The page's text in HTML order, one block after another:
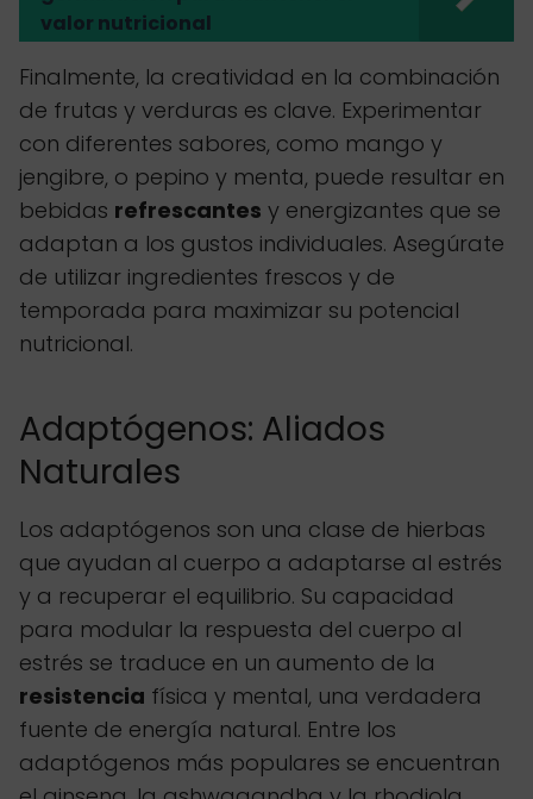
valor nutricional
Finalmente, la creatividad en la combinación
de frutas y verduras es clave. Experimentar
con diferentes sabores, como mango y
jengibre, o pepino y menta, puede resultar en
bebidas refrescantes y energizantes que se
adaptan a los gustos individuales. Asegúrate
de utilizar ingredientes frescos y de
temporada para maximizar su potencial
nutricional.
Adaptógenos: Aliados
Naturales
Los adaptógenos son una clase de hierbas
que ayudan al cuerpo a adaptarse al estrés
y a recuperar el equilibrio. Su capacidad
para modular la respuesta del cuerpo al
estrés se traduce en un aumento de la
resistencia física y mental, una verdadera
fuente de energía natural. Entre los
adaptógenos más populares se encuentran